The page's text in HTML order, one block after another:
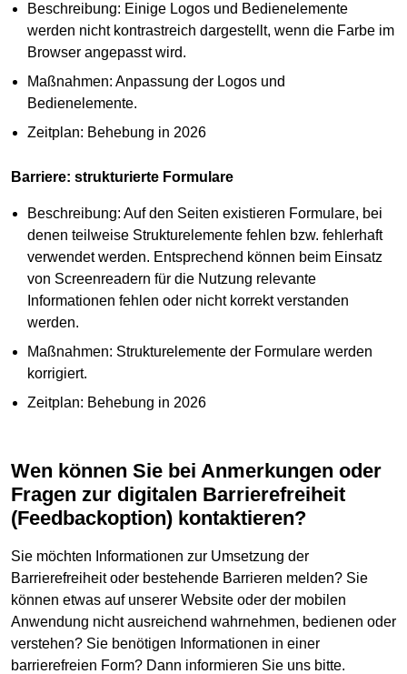
Beschreibung: Einige Logos und Bedienelemente
werden nicht kontrastreich dargestellt, wenn die Farbe im
Browser angepasst wird.
Maßnahmen: Anpassung der Logos und
Bedienelemente.
Zeitplan: Behebung in 2026
Barriere: strukturierte Formulare
Beschreibung: Auf den Seiten existieren Formulare, bei
denen teilweise Strukturelemente fehlen bzw. fehlerhaft
verwendet werden. Entsprechend können beim Einsatz
von Screenreadern für die Nutzung relevante
Informationen fehlen oder nicht korrekt verstanden
werden.
Maßnahmen: Strukturelemente der Formulare werden
korrigiert.
Zeitplan: Behebung in 2026
Wen können Sie bei Anmerkungen oder
Fragen zur digitalen Barrierefreiheit
(Feedbackoption) kontaktieren?
Sie möchten Informationen zur Umsetzung der
Barrierefreiheit oder bestehende Barrieren melden? Sie
können etwas auf unserer Website oder der mobilen
Anwendung nicht ausreichend wahrnehmen, bedienen oder
verstehen? Sie benötigen Informationen in einer
barrierefreien Form? Dann informieren Sie uns bitte.